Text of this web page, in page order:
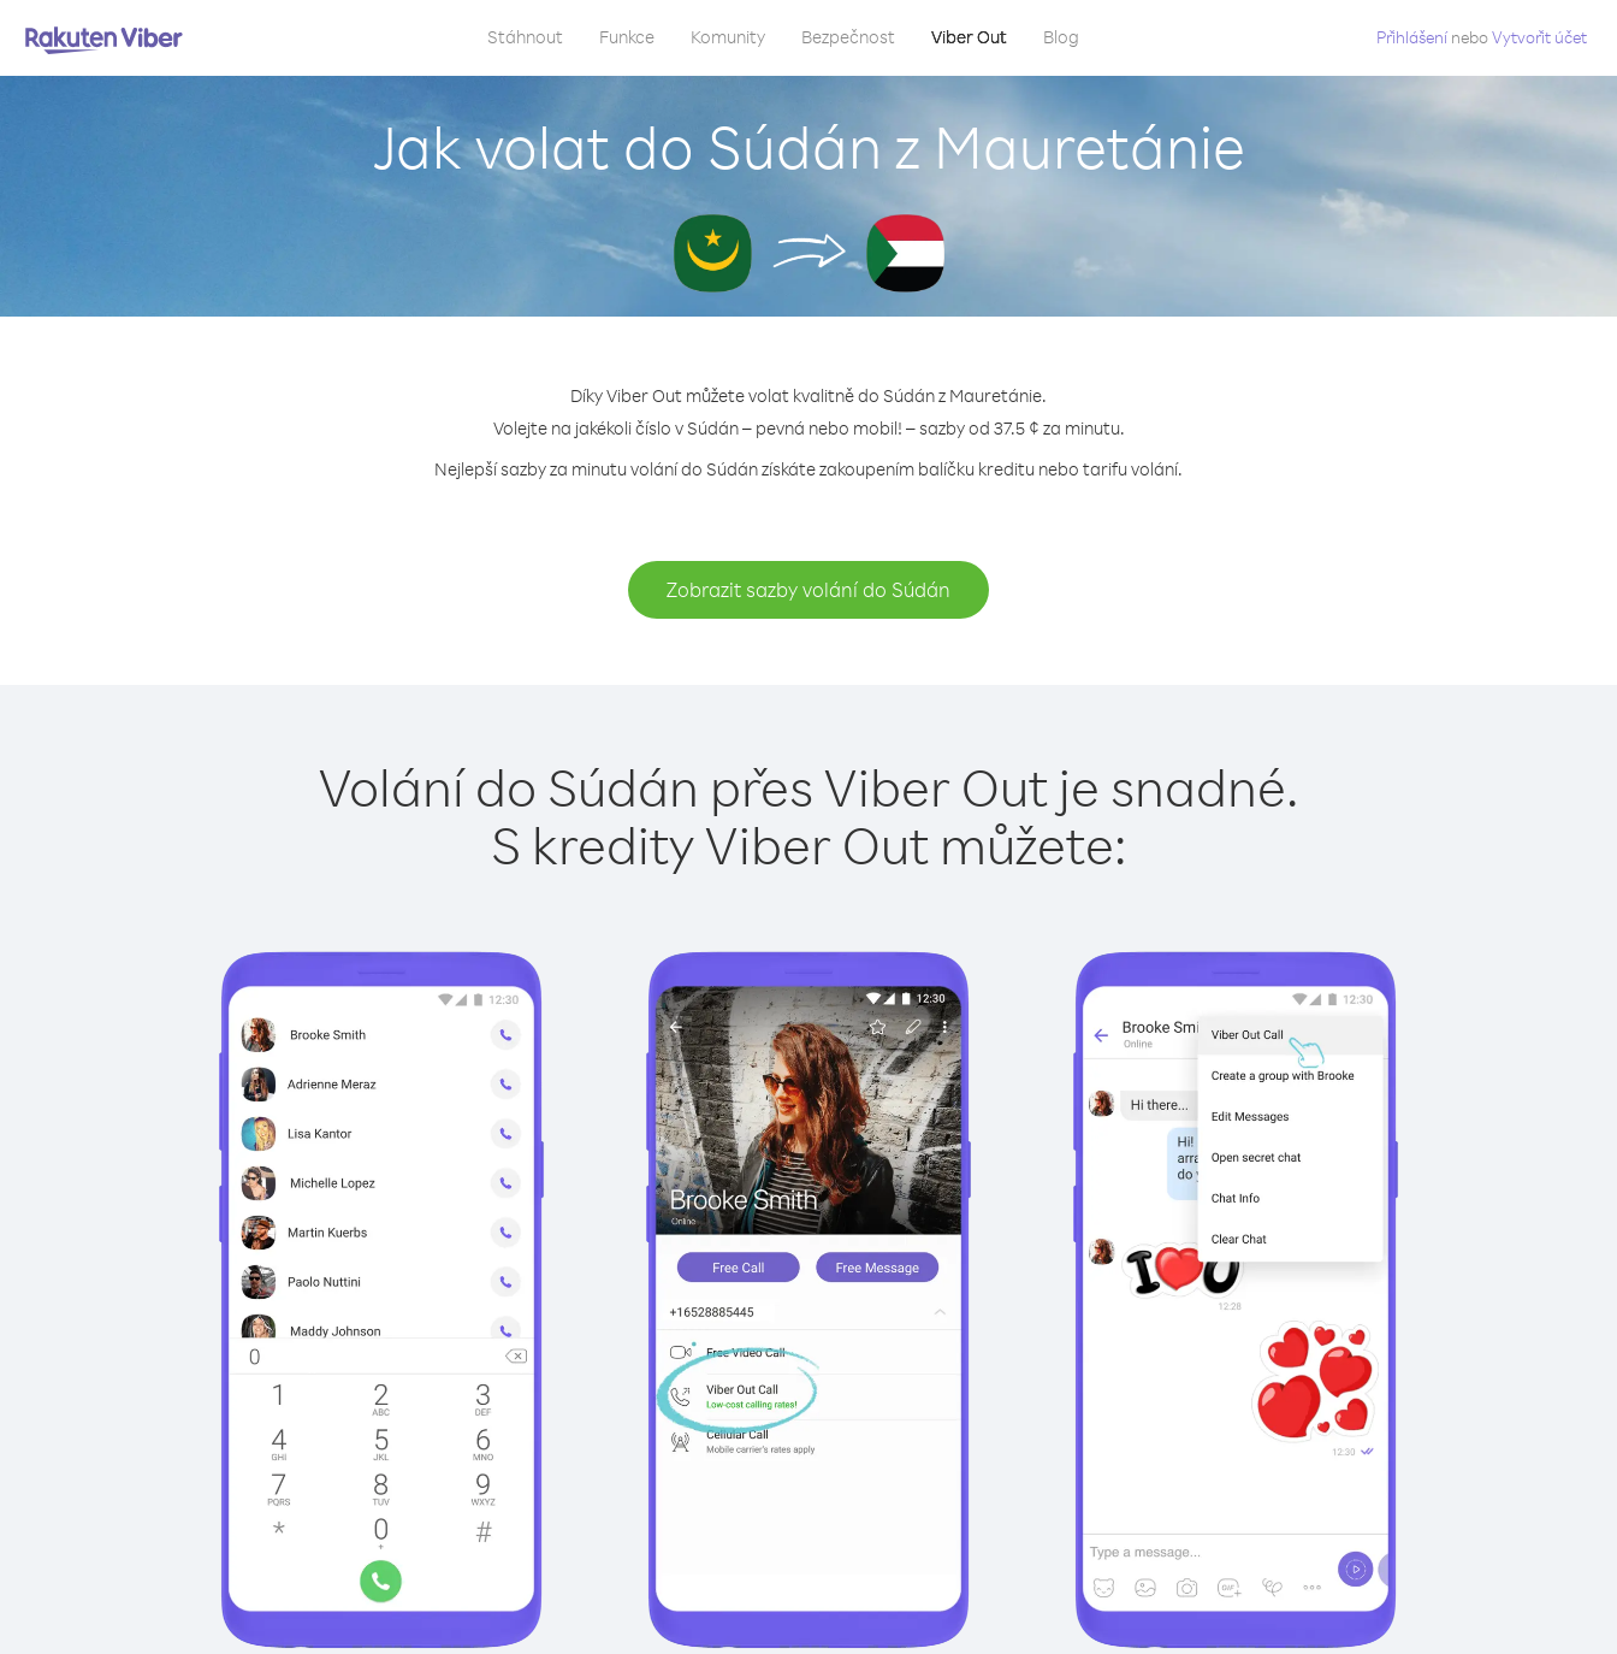
Stáhnout Funkce Komunity Bezpečnost Viber Out Blog Přihlášení neboVytvořit účet
Jak volat do Súdán z Mauretánie
Díky Viber Out můžete volat kvalitně do Súdán z Mauretánie.
Volejte na jakékoli číslo v Súdán – pevná nebo mobil! – sazby od 37.5 ¢ za minutu.
Nejlepší sazby za minutu volání do Súdán získáte zakoupením balíčku kreditu nebo tarifu volání.
Zobrazit sazby volání do Súdán
Volání do Súdán přes Viber Out je snadné.
S kredity Viber Out můžete: